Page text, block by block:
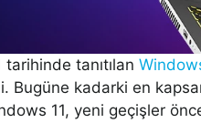
tanıtılan
Bugüne kadarki en
11, yeni geçişler